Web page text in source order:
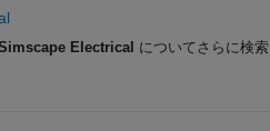
Electrical についてさらに検索